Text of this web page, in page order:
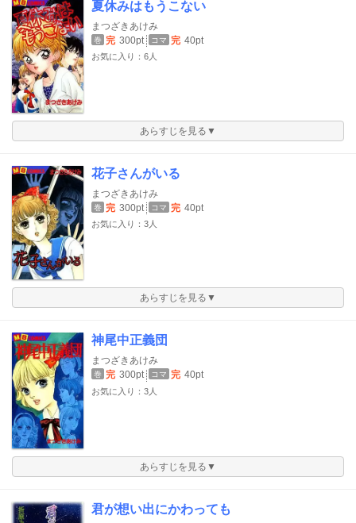
夏休みはもうこない
まつざきあけみ
巻 完 300pt コマ 完 40pt
お気に入り：6人
あらすじを見る▼
花子さんがいる
まつざきあけみ
巻 完 300pt コマ 完 40pt
お気に入り：3人
あらすじを見る▼
神尾中正義団
まつざきあけみ
巻 完 300pt コマ 完 40pt
お気に入り：3人
あらすじを見る▼
君が想い出にかわっても